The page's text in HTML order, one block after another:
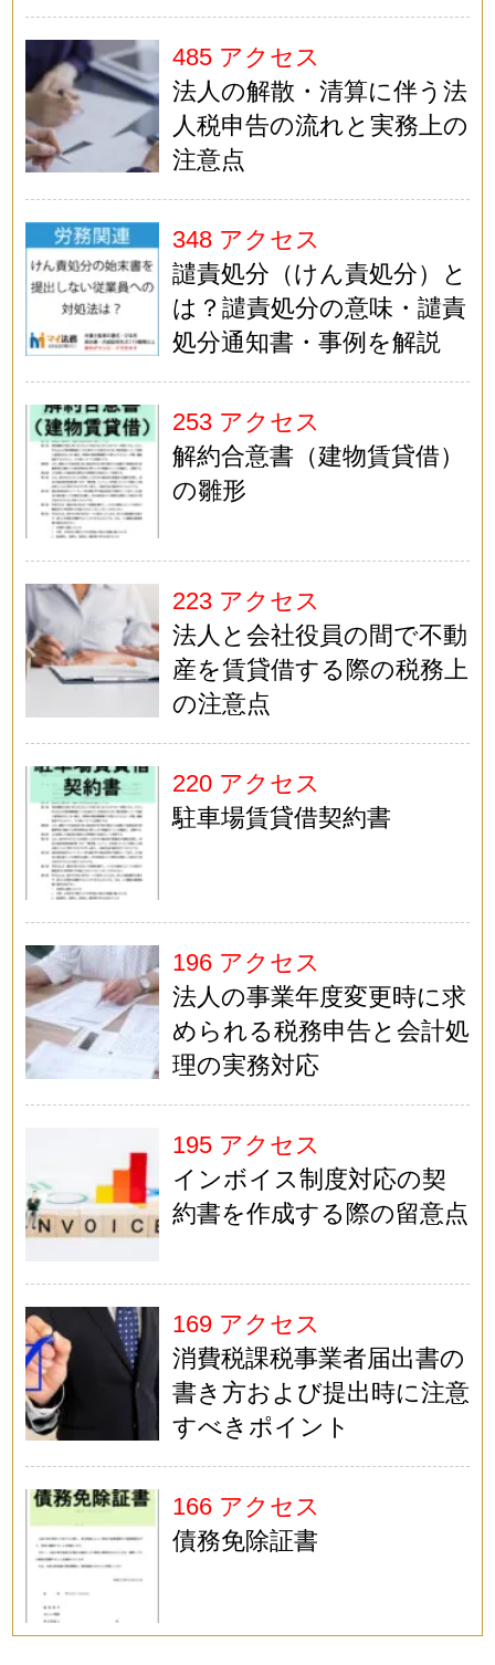
485 アクセス
法人の解散・清算に伴う法
人税申告の流れと実務上の
注意点
348 アクセス
譴責処分（けん責処分）と
は？譴責処分の意味・譴責
処分通知書・事例を解説
253 アクセス
解約合意書（建物賃貸借）
の雛形
223 アクセス
法人と会社役員の間で不動
産を賃貸借する際の税務上
の注意点
220 アクセス
駐車場賃貸借契約書
196 アクセス
法人の事業年度変更時に求
められる税務申告と会計処
理の実務対応
195 アクセス
インボイス制度対応の契
約書を作成する際の留意点
169 アクセス
消費税課税事業者届出書の
書き方および提出時に注意
すべきポイント
166 アクセス
債務免除証書